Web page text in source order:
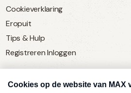
Cookieverklaring
Eropuit
Tips & Hulp
Registreren Inloggen
SERVICE